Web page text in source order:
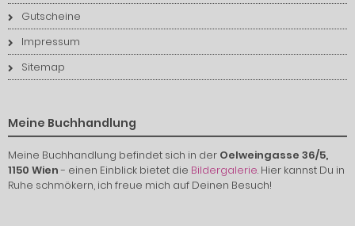
Gutscheine
Impressum
Sitemap
Meine Buchhandlung
Meine Buchhandlung befindet sich in der Oelweingasse 36/5,
1150 Wien- einen Einblick bietet die Bildergalerie. Hier kannst Du in
Ruhe schmökern, ich freue mich auf Deinen Besuch!